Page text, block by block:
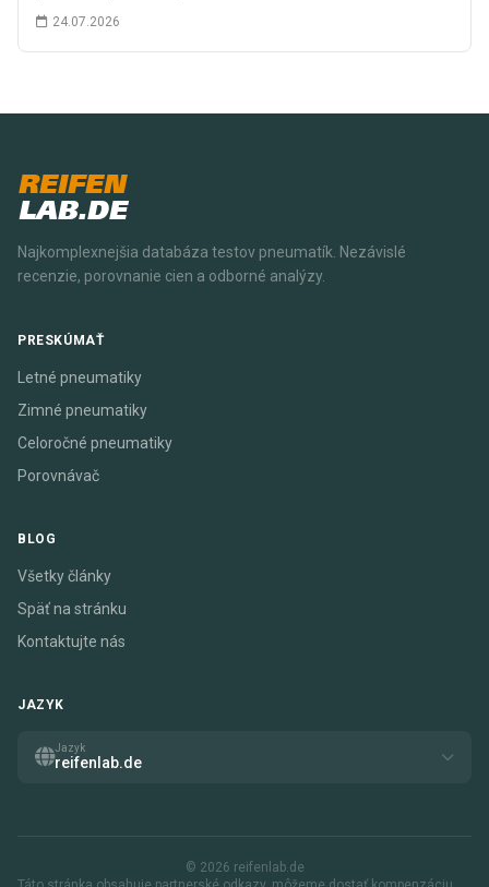
24.07.2026
REIFEN
LAB.DE
Najkomplexnejšia databáza testov pneumatík. Nezávislé
recenzie, porovnanie cien a odborné analýzy.
PRESKÚMAŤ
Letné pneumatiky
Zimné pneumatiky
Celoročné pneumatiky
Porovnávač
BLOG
Všetky články
Späť na stránku
Kontaktujte nás
JAZYK
Jazyk
reifenlab.de
© 2026 reifenlab.de